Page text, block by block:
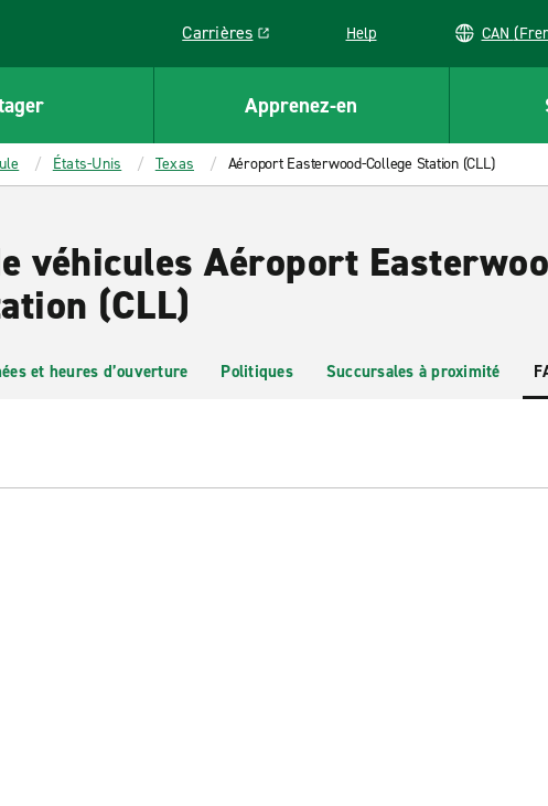
Carrières
Link opens in a new window
Help CAN
Apprenez-en
États-Unis Texas Aéroport Easterwood-College Station (CLL)
véhicules Aéroport
(CLL)
et heures d’ouverture Politiques Succursales à proximité